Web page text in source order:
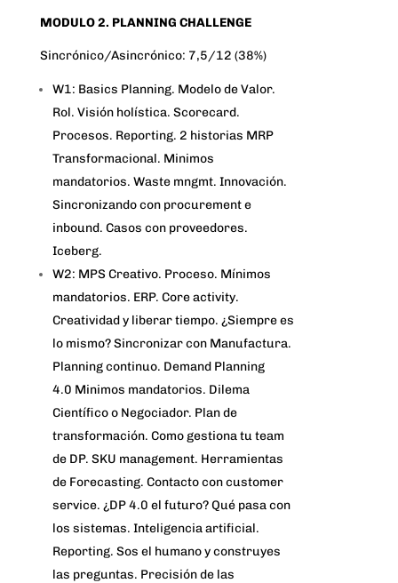
MODULO 2. PLANNING CHALLENGE
Sincrónico/Asincrónico: 7,5/12 (38%)
W1: Basics Planning. Modelo de Valor.
Rol. Visión holística. Scorecard.
Procesos. Reporting. 2 historias MRP
Transformacional. Minimos
mandatorios. Waste mngmt. Innovación.
Sincronizando con procurement e
inbound. Casos con proveedores.
Iceberg.
W2: MPS Creativo. Proceso. Mínimos
mandatorios. ERP. Core activity.
Creatividad y liberar tiempo. ¿Siempre es
lo mismo? Sincronizar con Manufactura.
Planning continuo. Demand Planning
4.0 Minimos mandatorios. Dilema
Científico o Negociador. Plan de
transformación. Como gestiona tu team
de DP. SKU management. Herramientas
de Forecasting. Contacto con customer
service. ¿DP 4.0 el futuro? Qué pasa con
los sistemas. Inteligencia artificial.
Reporting. Sos el humano y construyes
las preguntas. Precisión de las